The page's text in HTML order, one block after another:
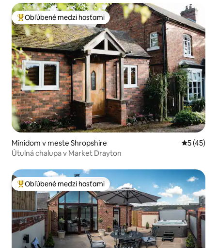
Najobľúbenejšie medzi hosťami
Obľúbené medzi hosťami
Minidom v meste Shropshire
5 (45)
Útulná chalupa v Market Drayton
Najobľúbenejšie medzi hosťami
Obľúbené medzi hosťami